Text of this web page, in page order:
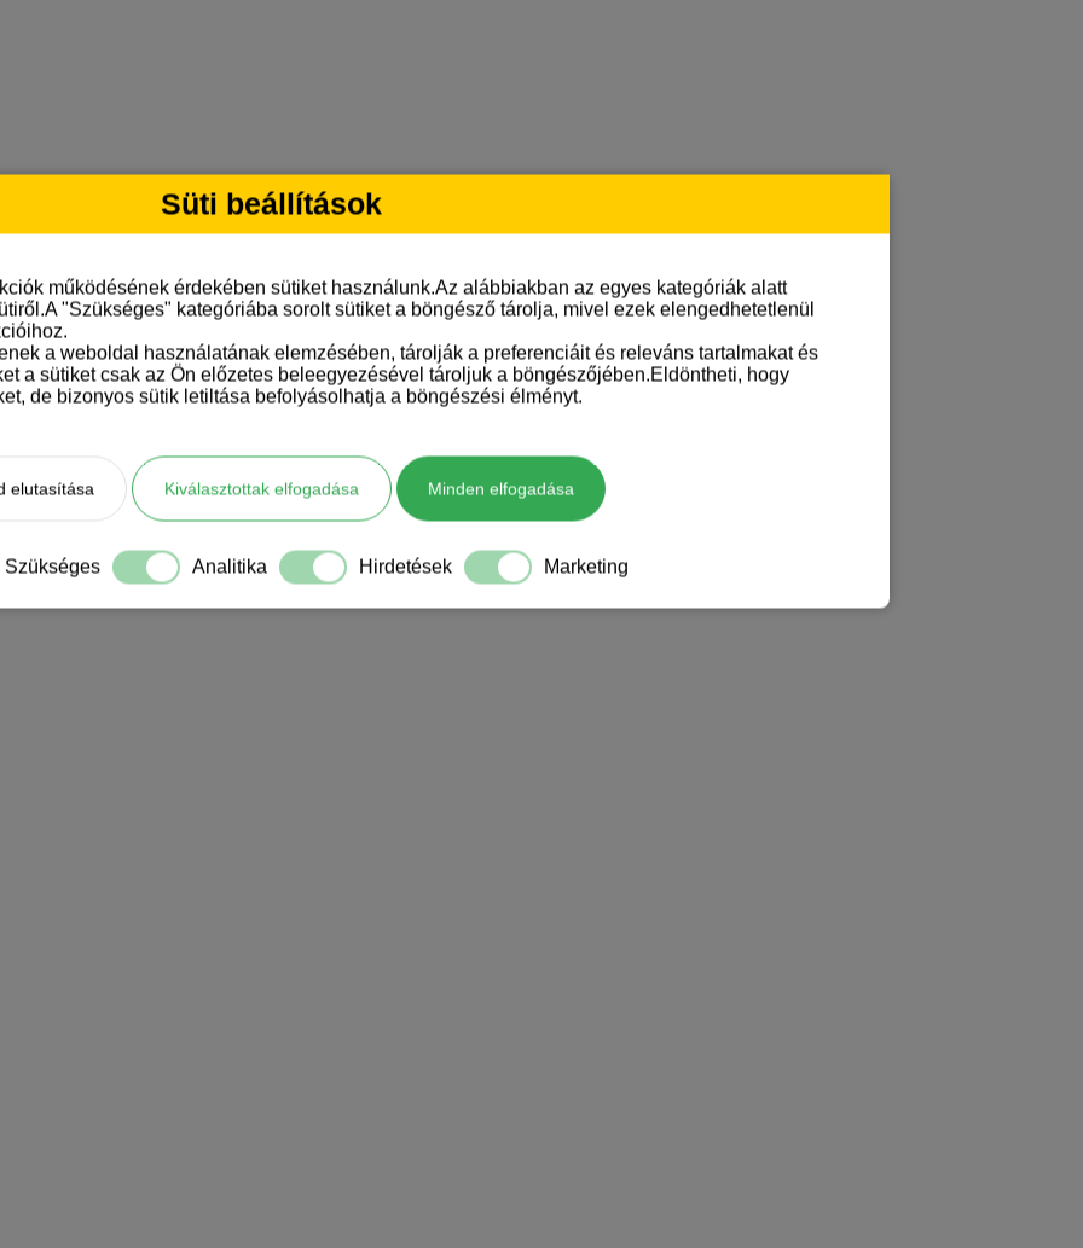
Süti beállítások
működésének érdekében sütiket használunk.Az alábbiakban az egyes kategóriák alatt
"Szükséges" kategóriába sorolt sütiket a böngésző tárolja, mivel ezek elengedhetetlenül
a weboldal használatának elemzésében, tárolják a preferenciáit és releváns tartalmakat és
a sütiket csak az Ön előzetes beleegyezésével tároljuk a böngészőjében.Eldöntheti, hogy
de bizonyos sütik letiltása befolyásolhatja a böngészési élményt.
elutasítása Kiválasztottak elfogadása Minden elfogadása
Szükséges Analitika Hirdetések Marketing